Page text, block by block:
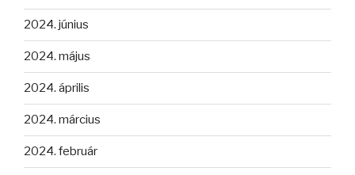
2024. június
2024. május
2024. április
2024. március
2024. február